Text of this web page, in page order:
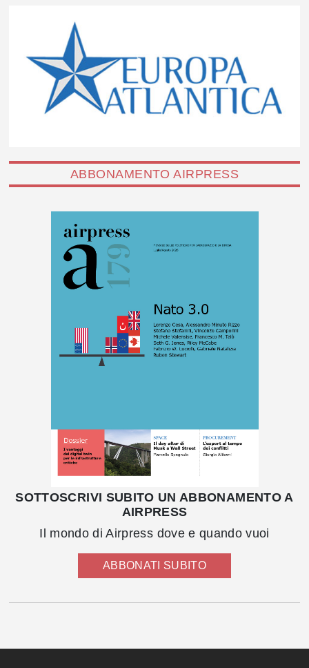
ABBONAMENTO AIRPRESS
SOTTOSCRIVI SUBITO UN ABBONAMENTO A
AIRPRESS
Il mondo di Airpress dove e quando vuoi
ABBONATI SUBITO